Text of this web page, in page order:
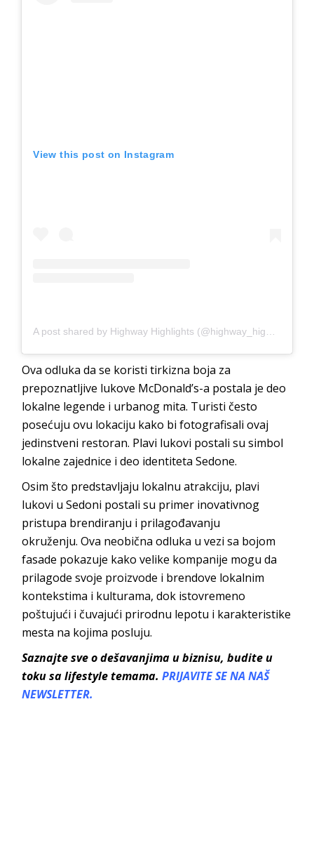
View this post on Instagram
Ova odluka da se koristi tirkizna boja za
prepoznatljive lukove McDonald’s-a postala je deo
lokalne legende i urbanog mita. Turisti često
posećuju ovu lokaciju kako bi fotografisali ovaj
jedinstveni restoran. Plavi lukovi postali su simbol
lokalne zajednice i deo identiteta Sedone.
Osim što predstavljaju lokalnu atrakciju, plavi
lukovi u Sedoni postali su primer inovativnog
pristupa brendiranju i prilagođavanju
okruženju. Ova neobična odluka u vezi sa bojom
fasade pokazuje kako velike kompanije mogu da
prilagode svoje proizvode i brendove lokalnim
kontekstima i kulturama, dok istovremeno
poštujući i čuvajući prirodnu lepotu i karakteristike
mesta na kojima posluju.
Saznajte sve o dešavanjima u biznisu, budite u
toku sa lifestyle temama.PRIJAVITE SE NA NAŠ
NEWSLETTER.